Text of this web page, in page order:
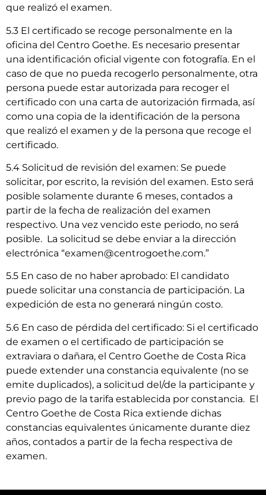
que realizó el examen.
5.3 El certificado se recoge personalmente en la
oficina del Centro Goethe. Es necesario presentar
una identificación oficial vigente con fotografía. En el
caso de que no pueda recogerlo personalmente, otra
persona puede estar autorizada para recoger el
certificado con una carta de autorización firmada, así
como una copia de la identificación de la persona
que realizó el examen y de la persona que recoge el
certificado.
5.4 Solicitud de revisión del examen: Se puede
solicitar, por escrito, la revisión del examen. Esto será
posible solamente durante 6 meses, contados a
partir de la fecha de realización del examen
respectivo. Una vez vencido este periodo, no será
posible. La solicitud se debe enviar a la dirección
electrónica “examen@centrogoethe.com.”
5.5 En caso de no haber aprobado: El candidato
puede solicitar una constancia de participación. La
expedición de esta no generará ningún costo.
5.6 En caso de pérdida del certificado: Si el certificado
de examen o el certificado de participación se
extraviara o dañara, el Centro Goethe de Costa Rica
puede extender una constancia equivalente (no se
emite duplicados), a solicitud del/de la participante y
previo pago de la tarifa establecida por constancia. El
Centro Goethe de Costa Rica extiende dichas
constancias equivalentes únicamente durante diez
años, contados a partir de la fecha respectiva de
examen.